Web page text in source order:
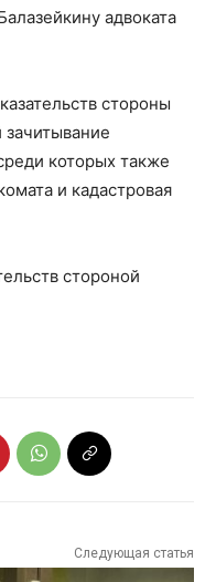
адвоката
стороны
которых также
и кадастровая
стороной
Следующая статья